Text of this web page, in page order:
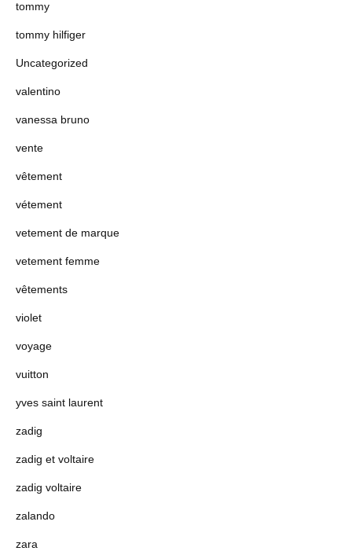
tommy
tommy hilfiger
Uncategorized
valentino
vanessa bruno
vente
vêtement
vétement
vetement de marque
vetement femme
vêtements
violet
voyage
vuitton
yves saint laurent
zadig
zadig et voltaire
zadig voltaire
zalando
zara